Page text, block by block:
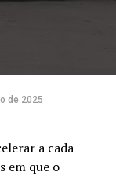
de 2025
a cada
em que o